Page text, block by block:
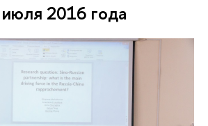
2016 года